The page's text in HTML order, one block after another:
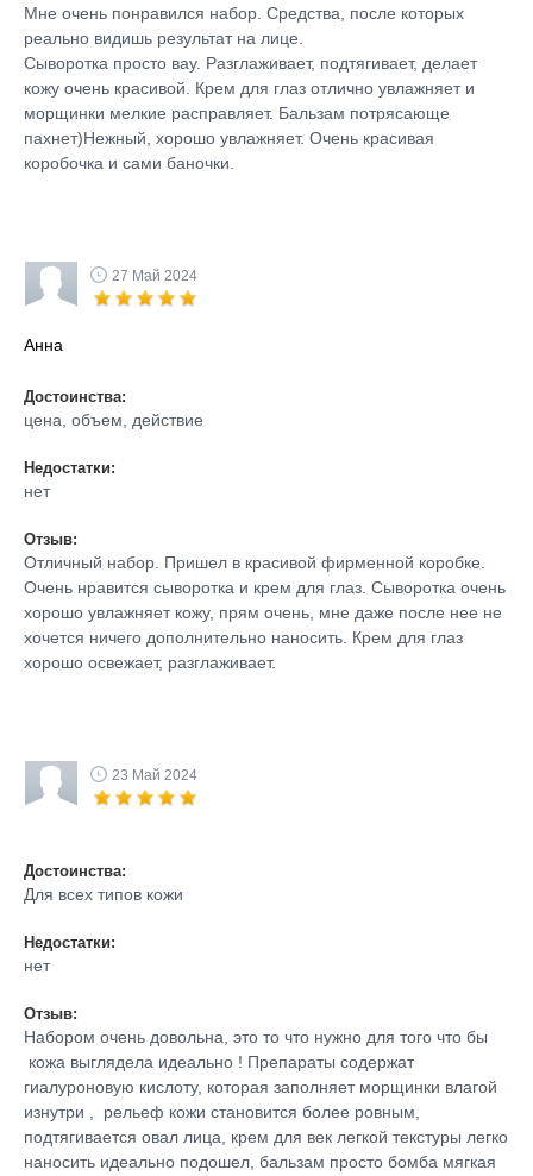
Мне очень понравился набор. Средства, после которых
реально видишь результат на лице.
Сыворотка просто вау. Разглаживает, подтягивает, делает
кожу очень красивой. Крем для глаз отлично увлажняет и
морщинки мелкие расправляет. Бальзам потрясающе
пахнет)Нежный, хорошо увлажняет. Очень красивая
коробочка и сами баночки.
27 Май 2024
Анна
Достоинства:
цена, объем, действие
Недостатки:
нет
Отзыв:
Отличный набор. Пришел в красивой фирменной коробке.
Очень нравится сыворотка и крем для глаз. Сыворотка очень
хорошо увлажняет кожу, прям очень, мне даже после нее не
хочется ничего дополнительно наносить. Крем для глаз
хорошо освежает, разглаживает.
23 Май 2024
Достоинства:
Для всех типов кожи
Недостатки:
нет
Отзыв:
Набором очень довольна, это то что нужно для того что бы
кожа выглядела идеально ! Препараты содержат
гиалуроновую кислоту, которая заполняет морщинки влагой
изнутри , рельеф кожи становится более ровным,
подтягивается овал лица, крем для век легкой текстуры легко
наносить идеально подошел, бальзам просто бомба мягкая